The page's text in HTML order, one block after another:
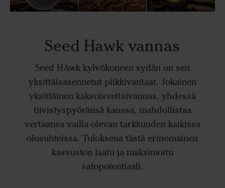
Seed Hawk vannas
Seed HAwk kylvökoneen sydän on sen
yksittäisasennetut piikkivantaat. Jokainen
yksittäinen kaksoisveitsivannas, yhdessä
tiivistyspyöränsä kanssa, mahdollistaa
vertaansa vailla olevan tarkkuuden kaikissa
olosuhteissa. Tuloksena tästä erinomainen
kasvuston laatu ja maksimoitu
satopotentiaali.